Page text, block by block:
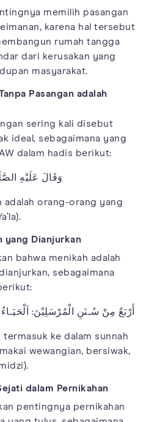
memilih pasangan
karena hal tersebut
rumah tangga
dari kerusakan yang
masyarakat.
Pasangan adalah
sering kali disebut
ideal, sebagaimana yang
dalam hadis berikut:
وَقَالَ عَلَيْهِ
adalah orang-orang yang
yang Dianjurkan
bahwa menikah adalah
sebagaimana
أَرْبَعٌ مِنْ سُـنَنِ الْمُرْسَلِيْنَ:
ke dalam sunnah
wewangian, bersiwak,
dalam Pernikahan
pentingnya pernikahan